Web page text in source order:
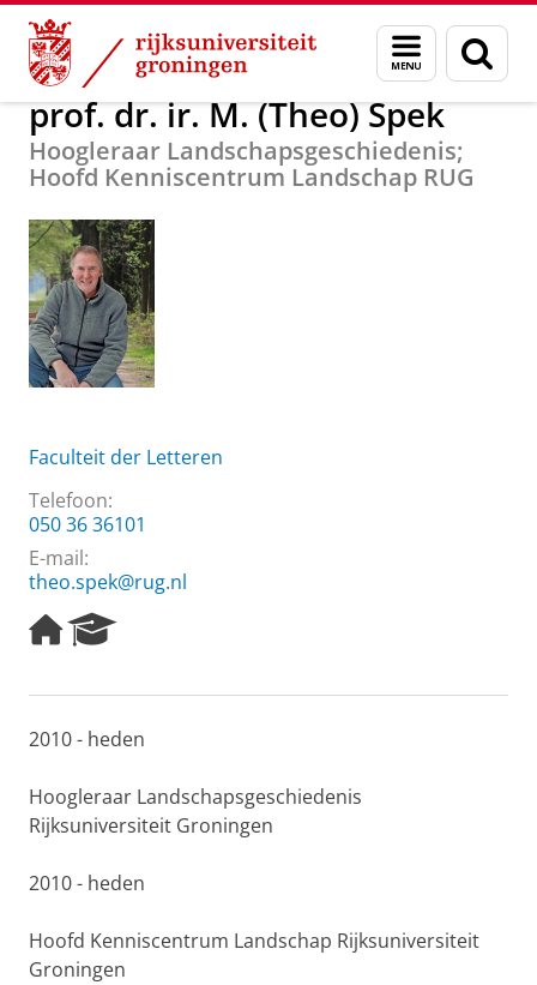
Skip
Content
Skip
Navigation
Menu
en
zoeken
Over ons prof. dr. ir. M. (Theo) Spek
prof. dr. ir. M. (Theo) Spek
Hoogleraar Landschapsgeschiedenis;
Hoofd Kenniscentrum Landschap RUG
Faculteit der Letteren
Telefoon:
050 36 36101
E-mail:
theo.spek@rug.nl
H
o
e
a
e
e
r
h
P
o
t
l
2010 - heden
Hoogleraar Landschapsgeschiedenis
Rijksuniversiteit Groningen
2010 - heden
Hoofd Kenniscentrum Landschap Rijksuniversiteit
Groningen